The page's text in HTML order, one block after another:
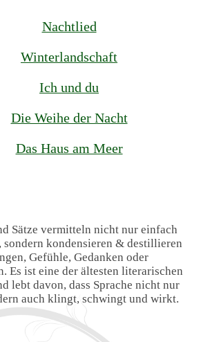
Nachtlied
Winterlandschaft
Ich und du
Die Weihe der Nacht
Das Haus am Meer
Sätze vermitteln nicht nur einfach
kondensieren & destillieren
Gefühle, Gedanken oder
Es ist eine der ältesten literarischen
lebt davon, dass Sprache nicht nur
auch klingt, schwingt und wirkt.